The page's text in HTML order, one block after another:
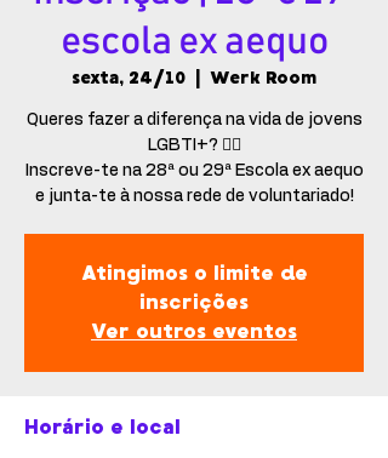
escola ex aequo
sexta, 24/10 Werk Room
Queres fazer a diferença na vida de jovens
LGBTI+? 🏳️‍🌈
Inscreve-te na 28ª ou 29ª Escola ex aequo
e junta-te à nossa rede de voluntariado!
Atingimos o limite de
inscrições
Ver outros eventos
Horário e local